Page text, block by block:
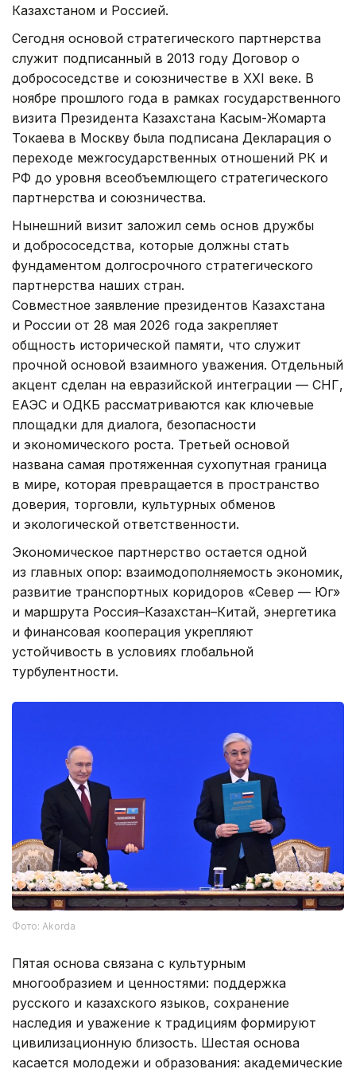
Казахстаном и Россией.
Сегодня основой стратегического партнерства
служит подписанный в 2013 году Договор о
добрососедстве и союзничестве в XXI веке. В
ноябре прошлого года в рамках государственного
визита Президента Казахстана Касым-Жомарта
Токаева в Москву была подписана Декларация о
переходе межгосударственных отношений РК и
РФ до уровня всеобъемлющего стратегического
партнерства и союзничества.
Нынешний визит заложил семь основ дружбы
и добрососедства, которые должны стать
фундаментом долгосрочного стратегического
партнерства наших стран.
Совместное заявление президентов Казахстана
и России от 28 мая 2026 года закрепляет
общность исторической памяти, что служит
прочной основой взаимного уважения. Отдельный
акцент сделан на евразийской интеграции — СНГ,
ЕАЭС и ОДКБ рассматриваются как ключевые
площадки для диалога, безопасности
и экономического роста. Третьей основой
названа самая протяженная сухопутная граница
в мире, которая превращается в пространство
доверия, торговли, культурных обменов
и экологической ответственности.
Экономическое партнерство остается одной
из главных опор: взаимодополняемость экономик,
развитие транспортных коридоров «Север — Юг»
и маршрута Россия–Казахстан–Китай, энергетика
и финансовая кооперация укрепляют
устойчивость в условиях глобальной
турбулентности.
Фото: Akorda
Пятая основа связана с культурным
многообразием и ценностями: поддержка
русского и казахского языков, сохранение
наследия и уважение к традициям формируют
цивилизационную близость. Шестая основа
касается молодежи и образования: академические